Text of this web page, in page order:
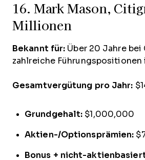
16. Mark Mason,
Millionen
Bekannt für: Über 20 Jahre bei
zahlreiche Führungspositionen
Gesamtvergütung pro Jahr:
Grundgehalt: $1,000,000
Aktien-/Optionsprämien:
Bonus + nicht-